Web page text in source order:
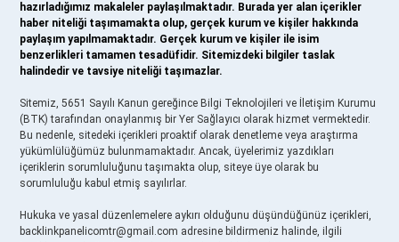
hazırladığımız makaleler paylaşılmaktadır. Burada yer alan içerikler
haber niteliği taşımamakta olup, gerçek kurum ve kişiler hakkında
paylaşım yapılmamaktadır. Gerçek kurum ve kişiler ile isim
benzerlikleri tamamen tesadüfidir. Sitemizdeki bilgiler taslak
halindedir ve tavsiye niteliği taşımazlar.
Sitemiz, 5651 Sayılı Kanun gereğince Bilgi Teknolojileri ve İletişim Kurumu
(BTK) tarafından onaylanmış bir Yer Sağlayıcı olarak hizmet vermektedir.
Bu nedenle, sitedeki içerikleri proaktif olarak denetleme veya araştırma
yükümlülüğümüz bulunmamaktadır. Ancak, üyelerimiz yazdıkları
içeriklerin sorumluluğunu taşımakta olup, siteye üye olarak bu
sorumluluğu kabul etmiş sayılırlar.
Hukuka ve yasal düzenlemelere aykırı olduğunu düşündüğünüz içerikleri,
backlinkpanelicomtr@gmail.com adresine bildirmeniz halinde, ilgili